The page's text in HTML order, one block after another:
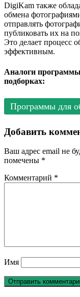
DigiKam также
обмена
отправлять
публиковать их на
Это делает процесс
эффективным.
Аналоги
подборках:
Программы для
Добавить
Ваш адрес email не
помечены *
Комментарий *
Имя